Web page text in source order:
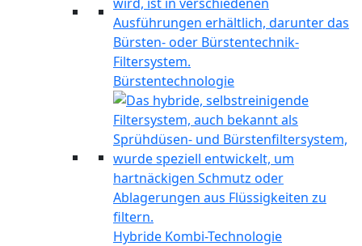
Bürstentechnologie
Hybride Kombi-Technologie